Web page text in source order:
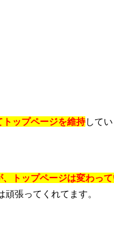
トップページを維持してい
トップページは変わっ
頑張ってくれてます。